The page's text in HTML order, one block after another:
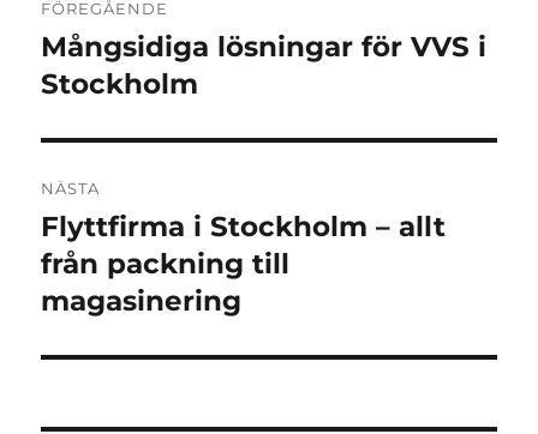
FÖREGÅENDE
Föregående
inlägg:
Mångsidiga lösningar för VVS i
Stockholm
NÄSTA
Nästa
inlägg:
Flyttfirma i Stockholm – allt
från packning till
magasinering